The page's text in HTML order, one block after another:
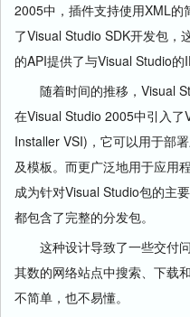
2005中，插件支持使用XML
了Visual Studio SDK开发包，
的API提供了与Visual Studio的
随着时间的推移，Visual
在Visual Studio 2005中引入
Installer VSI)，它可以用于部
及模板。而更广泛地用于应用
成为针对Visual Studio包的主
都包含了完整的分发包。
这种设计导致了一些交付问
其数的网络站点中搜索、下载
不简单，也不易懂。